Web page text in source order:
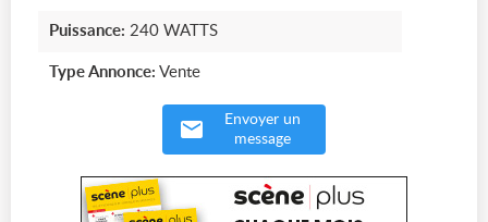
Puissance: 240 WATTS
Type Annonce: Vente
Envoyer un
message